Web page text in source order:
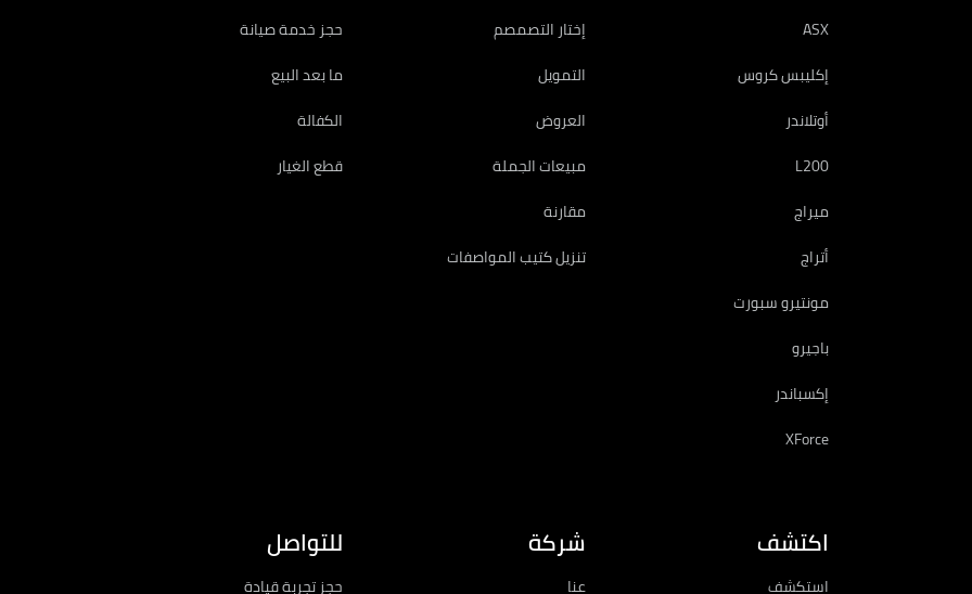
ASX
إكليبس كروس
أوتلاندر
L200
ميراج
أتراج
مونتيرو سبورت
باجيرو
إكسباندر
XForce
إختار التصمصم
التمويل
العروض
مبيعات الجملة
مقارنة
تنزيل كتيب المواصفات
حجز خدمة صيانة
ما بعد البيع
الكفالة
قطع الغيار
اكتشف
استكشف
شركة
عنا
للتواصل
حجز تجربة قيادة